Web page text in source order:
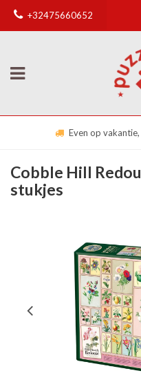
+32475660652
Even op
Cobble Hill
stukjes